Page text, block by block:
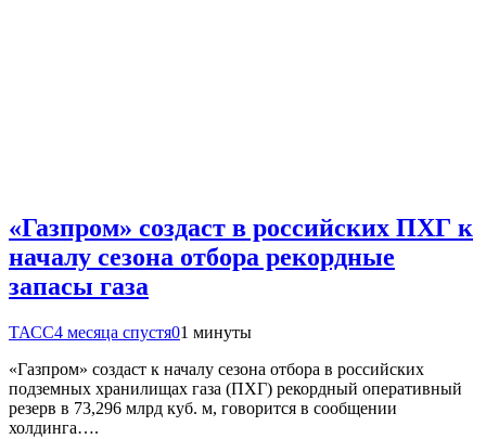
«Газпром» создаст в российских ПХГ к
началу сезона отбора рекордные
запасы газа
ТАСС4 месяца спустя01 минуты
«Газпром» создаст к началу сезона отбора в российских
подземных хранилищах газа (ПХГ) рекордный оперативный
резерв в 73,296 млрд куб. м, говорится в сообщении
холдинга….